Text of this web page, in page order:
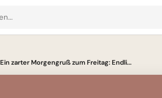
Ein zarter Morgengruß zum Freitag: Endli...